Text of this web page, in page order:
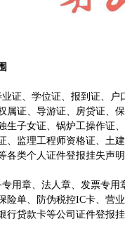
证、学位证、报到证、
属证、导游证、房贷证、
生子女证、锅炉工操作证
、监理工程师资格证、土
各类个人证件登报挂失
用章、法人章、发票专
险单、防伪税控IC卡、营
行贷款卡等公司证件登报